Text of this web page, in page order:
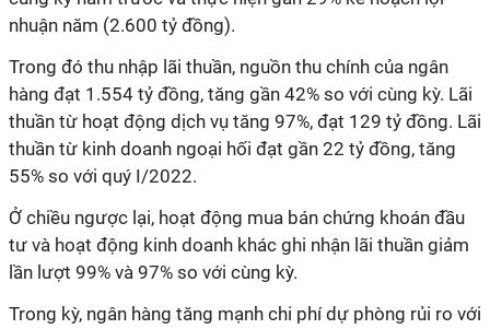
nhuận năm (2.600 tỷ đồng).
Trong đó thu nhập lãi thuần, nguồn thu chính của ngân
hàng đạt 1.554 tỷ đồng, tăng gần 42% so với cùng kỳ. Lãi
thuần từ hoạt động dịch vụ tăng 97%, đạt 129 tỷ đồng. Lãi
thuần từ kinh doanh ngoại hối đạt gần 22 tỷ đồng, tăng
55% so với quý I/2022.
Ở chiều ngược lại, hoạt động mua bán chứng khoán đầu
tư và hoạt động kinh doanh khác ghi nhận lãi thuần giảm
lần lượt 99% và 97% so với cùng kỳ.
Trong kỳ, ngân hàng tăng mạnh chi phí dự phòng rủi ro với